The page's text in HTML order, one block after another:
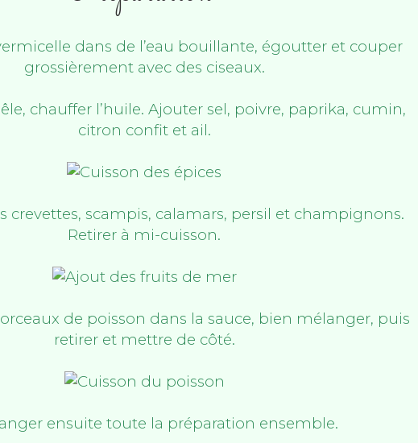
dans de l’eau bouillante, égoutter et couper
grossièrement avec des ciseaux.
chauffer l’huile. Ajouter sel, poivre, paprika, cumin,
citron confit et ail.
crevettes, scampis, calamars, persil et champignons.
Retirer à mi-cuisson.
de poisson dans la sauce, bien mélanger, puis
retirer et mettre de côté.
ensuite toute la préparation ensemble.